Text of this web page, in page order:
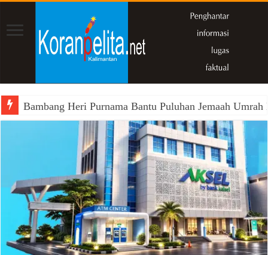
Bambang Heri Purnama Bantu Puluhan Jemaah